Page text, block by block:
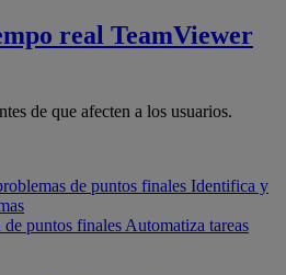
real TeamViewer
de que afecten a los usuarios.
de puntos finales Identifica y
puntos finales Automatiza tareas